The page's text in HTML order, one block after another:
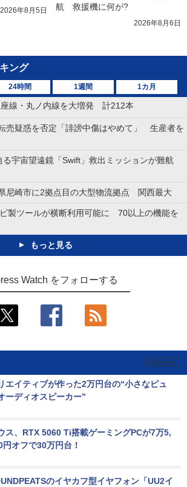
2026年8月5日
航　救援機に何が?
2026年8月6日
ング
24時間 1週間 1カ月
線・丸ノ内線を大増発 計212本
売疑惑を否定「誹謗中傷はやめて」 生産者を
る宇宙望遠鏡「Swift」救出ミッションが難航
尼崎市に2拠点目の大型物流拠点 関西最大
製ツールが横断利用可能に 70以上の機能を
もっと見る
Watch をフォローする
エイティブが作った2万円台の“小さなピュ
ーディオスピーカー”
ス、RTX 5060 Ti搭載ゲーミングPCが7万5,
円オフで30万円台！
のイヤカフ型イヤフォン「UU2イ